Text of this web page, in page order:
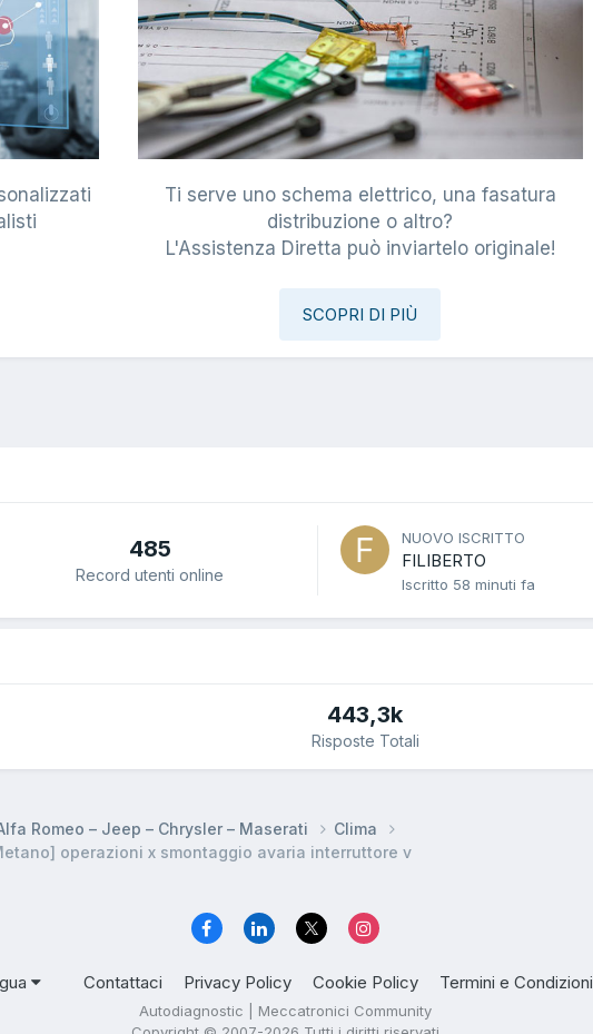
Ti serve uno schema elettrico, una fasatura
distribuzione o altro?
L'Assistenza Diretta può inviartelo originale!
SCOPRI DI PIÙ
485
Record utenti online
NUOVO ISCRITTO
FILIBERTO
Iscritto 58 minuti fa
443,3k
Risposte Totali
Romeo – Jeep – Chrysler – Maserati
Clima
operazioni x smontaggio avaria interruttore v
Contattaci Privacy Policy Cookie Policy Termini e Condizioni
Autodiagnostic | Meccatronici Community